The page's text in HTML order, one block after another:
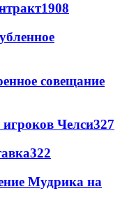
1908
совещание
игроков Челси327
322
Мудрика на